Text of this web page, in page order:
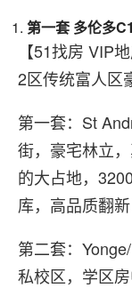
第一套 多伦多
【51找房 VIP
2区传统富人区
第一套：St
街，豪宅林立
的大占地，
库，高品质翻新
第二套：
私校区，学区